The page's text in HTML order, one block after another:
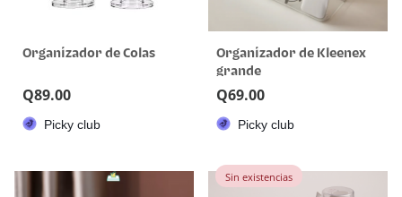
Organizador de Colas
Q89.00
Picky club
Organizador de Kleenex
grande
Q69.00
Picky club
Sin existencias